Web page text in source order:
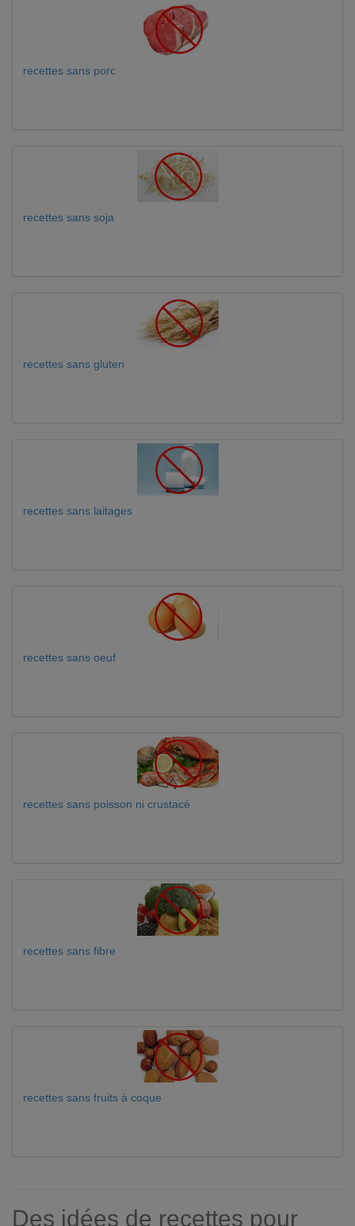
recettes sans porc
recettes sans soja
recettes sans gluten
recettes sans laitages
recettes sans oeuf
recettes sans poisson ni crustacé
recettes sans fibre
recettes sans fruits à coque
Des idées de recettes pour